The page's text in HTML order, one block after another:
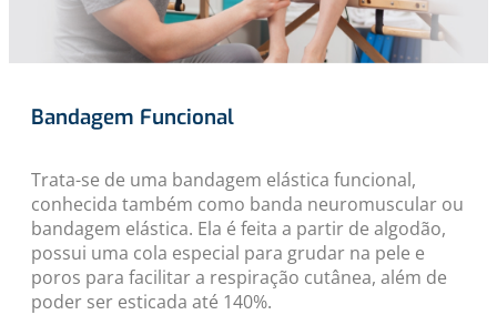
Bandagem Funcional
Trata-se de uma bandagem elástica funcional,
conhecida também como banda neuromuscular ou
bandagem elástica. Ela é feita a partir de algodão,
possui uma cola especial para grudar na pele e
poros para facilitar a respiração cutânea, além de
poder ser esticada até 140%.